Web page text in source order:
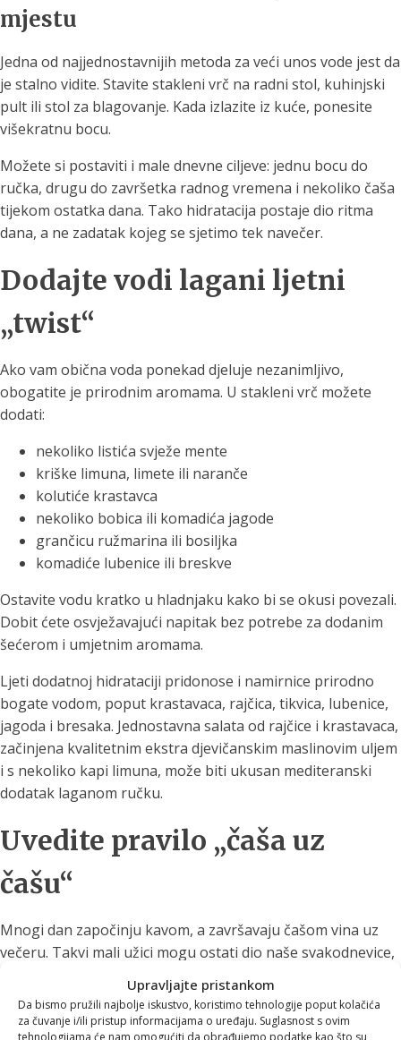
Upravljajte pristankom
Da bismo pružili najbolje iskustvo, koristimo tehnologije poput kolačića
za čuvanje i/ili pristup informacijama o uređaju. Suglasnost s ovim
tehnologijama će nam omogućiti da obrađujemo podatke kao što su
mjestu
Jedna od najjednostavnijih metoda za veći unos vode jest da
je stalno vidite. Stavite stakleni vrč na radni stol, kuhinjski
pult ili stol za blagovanje. Kada izlazite iz kuće, ponesite
višekratnu bocu.
Možete si postaviti i male dnevne ciljeve: jednu bocu do
ručka, drugu do završetka radnog vremena i nekoliko čaša
tijekom ostatka dana. Tako hidratacija postaje dio ritma
dana, a ne zadatak kojeg se sjetimo tek navečer.
Dodajte vodi lagani ljetni
„twist“
Ako vam obična voda ponekad djeluje nezanimljivo,
obogatite je prirodnim aromama. U stakleni vrč možete
dodati:
nekoliko listića svježe mente
kriške limuna, limete ili naranče
kolutiće krastavca
nekoliko bobica ili komadića jagode
grančicu ružmarina ili bosiljka
komadiće lubenice ili breskve
Ostavite vodu kratko u hladnjaku kako bi se okusi povezali.
Dobit ćete osvježavajući napitak bez potrebe za dodanim
šećerom i umjetnim aromama.
Ljeti dodatnoj hidrataciji pridonose i namirnice prirodno
bogate vodom, poput krastavaca, rajčica, tikvica, lubenice,
jagoda i bresaka. Jednostavna salata od rajčice i krastavaca,
začinjena kvalitetnim ekstra djevičanskim maslinovim uljem
i s nekoliko kapi limuna, može biti ukusan mediteranski
dodatak laganom ručku.
Uvedite pravilo „čaša uz
čašu“
Mnogi dan započinju kavom, a završavaju čašom vina uz
večeru. Takvi mali užici mogu ostati dio naše svakodnevice,
šalicu kave ili čašu alkoholnog pića popijte i veliku čašu
vode.